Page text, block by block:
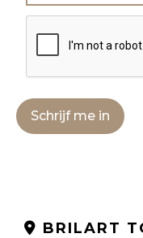
Schrijf me in
BRILART